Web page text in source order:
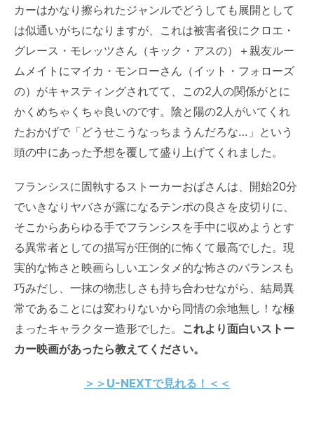
カーはかなり擦られたジャンルでどうしても展開として
は似通いがちになりますが、これは被害者役にクロエ・
グレース・モレッツさん（キック・アスの）＋親友ルー
ムメイトにマイカ・モンローさん（イット・フォローズ
の）がキャスティングされてて、この2人の関係がとに
かくめちゃくちゃ良いのです。陰と陽の2人がいてくれ
たおかげで「どうせこうなっちまうんだろな…」という
頭の中にあった予想を覆して盛り上げてくれました。
フランシスに固執するストーカーおばさんは、開始20分
でいきなりヤバさが露になるテンポの良さを皮切りに、
そこからあらゆる手でフランシスを手中に収めようとす
る異常者としての描写が圧倒的に怖くて最高でした。現
実的な怖さと映画らしいエンタメ的な怖さのバランスも
巧みだし、一抹の物悲しさも持ち合わせながら、結局異
常であることには変わりないから同情の余地無し！な極
まったキャラクター造形でした。 これより面白いストー
カー映画があったら教えてください。
＞＞U-NEXTで見れる！＜＜